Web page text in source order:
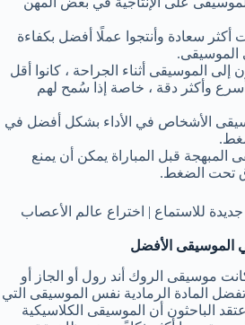
سعادة وأنتجوا عملًا أفضل بكفاءة
الموسيقى.
إلى الموسيقى أثناء الجراحة ، كانوا أقل
وأكثر دقة ، خاصة إذا سُمح لهم
الأشخاص في الأداء بشكل أفضل في
المبهجة قبل المباراة يمكن أن يمنع
تحت الضغط.
للاستماع | اختراع عالم الأعصاب
الموسيقى الأفضل
موسيقى الروك أند رول أو الجاز أو
المادة الرمادية نفس الموسيقى التي
‏الباحثون أن الموسيقى الكلاسيكية